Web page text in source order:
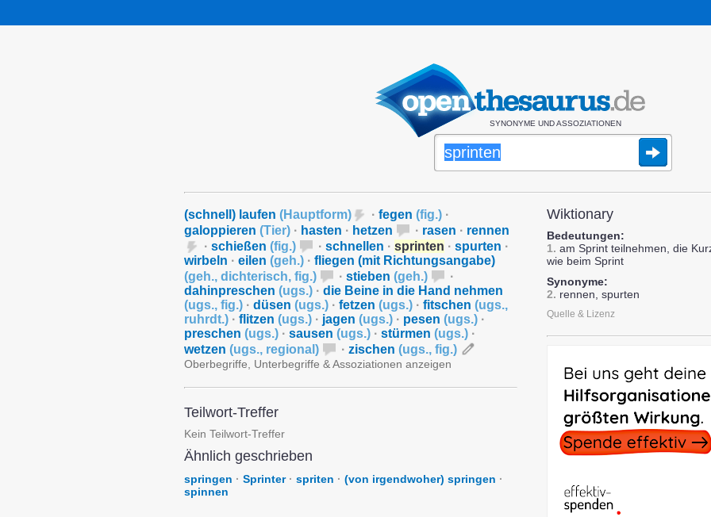
SYNONYME UND ASSOZIATIONEN
(schnell) laufen (Hauptform) · fegen (fig.) ·
galoppieren (Tier) · hasten · hetzen · rasen · rennen
· schießen (fig.) · schnellen · sprinten · spurten ·
wirbeln · eilen (geh.) · fliegen (mit Richtungsangabe)
(geh., dichterisch, fig.) · stieben (geh.)
·
dahinpreschen (ugs.) · die Beine in die Hand nehmen
(ugs., fig.) · düsen (ugs.) · fetzen (ugs.) · fitschen (ugs.,
ruhrdt.) · flitzen (ugs.) · jagen (ugs.) · pesen (ugs.) ·
preschen (ugs.) · sausen (ugs.) · stürmen (ugs.) ·
wetzen (ugs., regional ) · zischen (ugs., fig.)
Oberbegriffe, Unterbegriffe & Assoziationen anzeigen
Teilwort-Treffer
Kein Teilwort-Treffer
Ähnlich geschrieben
springen · Sprinter · spriten · (von irgendwoher) springen ·
spinnen
Wiktionary
Bedeutungen:
1. am Sprint teilnehmen, die
wie beim Sprint
Synonyme:
2. rennen, spurten
Quelle & Lizenz